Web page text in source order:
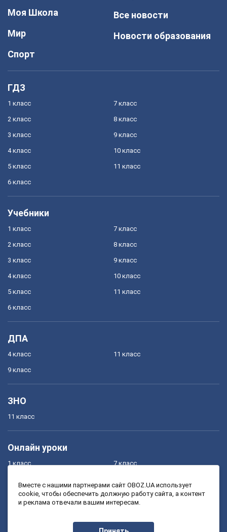
Моя Школа
Мир
Спорт
Все новости
Новости образования
ГДЗ
1 класс
2 класс
3 класс
4 класс
5 класс
6 класс
7 класс
8 класс
9 класс
10 класс
11 класс
Учебники
1 класс
2 класс
3 класс
4 класс
5 класс
6 класс
7 класс
8 класс
9 класс
10 класс
11 класс
ДПА
4 класс
9 класс
11 класс
ЗНО
11 класс
Онлайн уроки
1 класс
3 класс
7 класс
9 класс
Вместе с нашими партнерами сайт OBOZ.UA использует
cookie, чтобы обеспечить должную работу сайта, а контент
и реклама отвечали вашим интересам.